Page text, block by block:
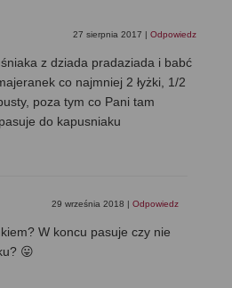
27 sierpnia 2017 | Odpowiedz
z dziada pradaziada i babć
co najmniej 2 łyżki, 1/2
poza tym co Pani tam
do kapusniaku
29 września 2018 | Odpowiedz
W koncu pasuje czy nie
😛